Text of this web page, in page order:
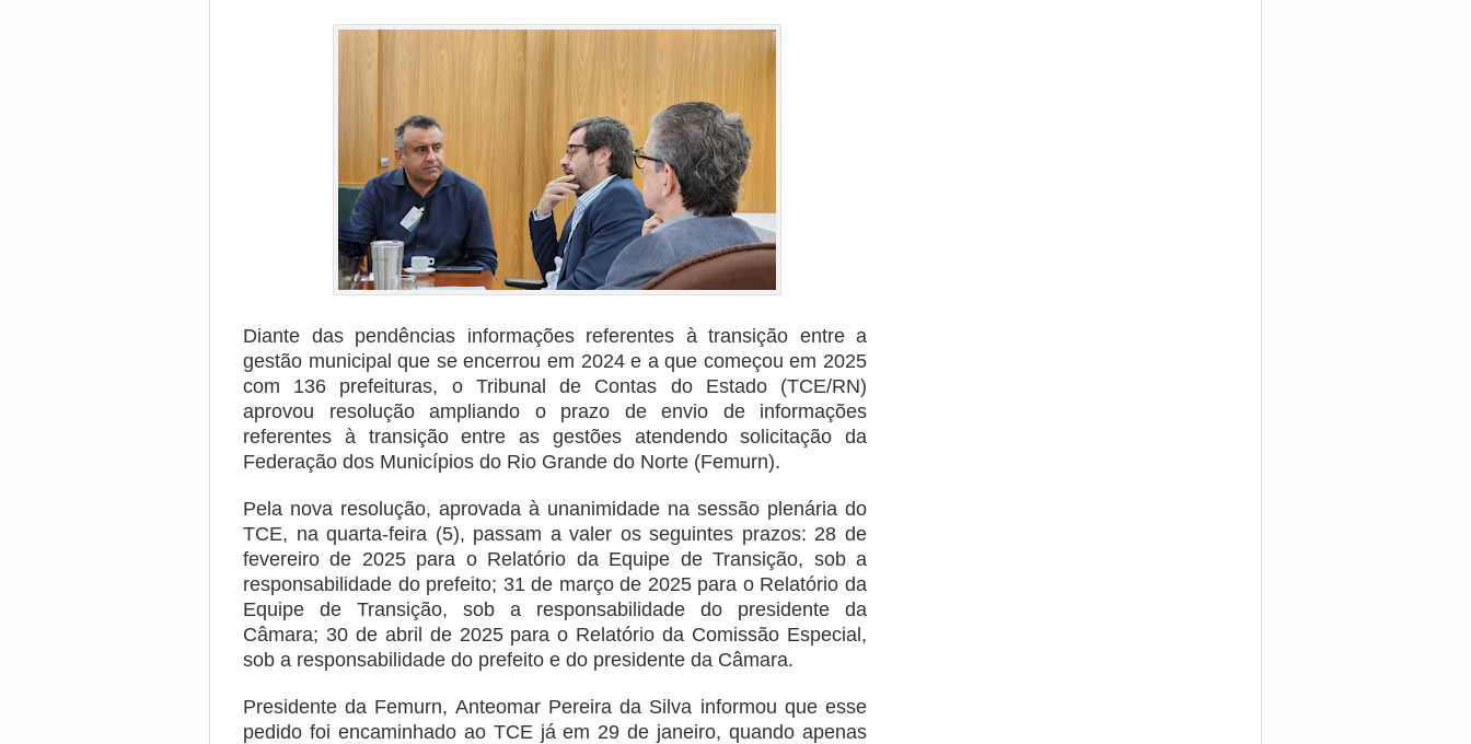
Diante das pendências informações referentes à transição entre a
gestão municipal que se encerrou em 2024 e a que começou em 2025
com 136 prefeituras, o Tribunal de Contas do Estado (TCE/RN)
aprovou resolução ampliando o prazo de envio de informações
referentes à transição entre as gestões atendendo solicitação da
Federação dos Municípios do Rio Grande do Norte (Femurn).
Pela nova resolução, aprovada à unanimidade na sessão plenária do
TCE, na quarta-feira (5), passam a valer os seguintes prazos: 28 de
fevereiro de 2025 para o Relatório da Equipe de Transição, sob a
responsabilidade do prefeito; 31 de março de 2025 para o Relatório da
Equipe de Transição, sob a responsabilidade do presidente da
Câmara; 30 de abril de 2025 para o Relatório da Comissão Especial,
sob a responsabilidade do prefeito e do presidente da Câmara.
Presidente da Femurn, Anteomar Pereira da Silva informou que esse
pedido foi encaminhado ao TCE já em 29 de janeiro, quando apenas